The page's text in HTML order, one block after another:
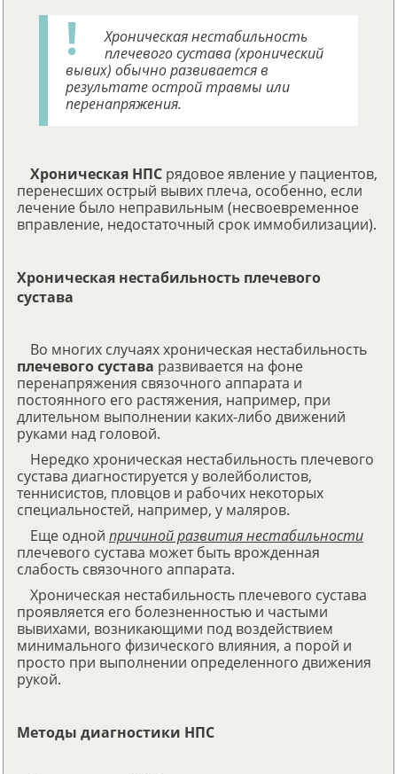
Хроническая нестабильность
плечевого сустава (хронический
вывих) обычно развивается в
результате острой травмы или
перенапряжения.
Хроническая НПС рядовое явление у пациентов,
перенесших острый вывих плеча, особенно, если
лечение было неправильным (несвоевременное
вправление, недостаточный срок иммобилизации).
Хроническая нестабильность плечевого
сустава
Во многих случаях хроническая нестабильность
плечевого сустава развивается на фоне
перенапряжения связочного аппарата и
постоянного его растяжения, например, при
длительном выполнении каких-либо движений
руками над головой.
Нередко хроническая нестабильность плечевого
сустава диагностируется у волейболистов,
теннисистов, пловцов и рабочих некоторых
специальностей, например, у маляров.
Еще одной причиной развития нестабильности
плечевого сустава может быть врожденная
слабость связочного аппарата.
Хроническая нестабильность плечевого сустава
проявляется его болезненностью и частыми
вывихами, возникающими под воздействием
минимального физического влияния, а порой и
просто при выполнении определенного движения
рукой.
Методы диагностики НПС